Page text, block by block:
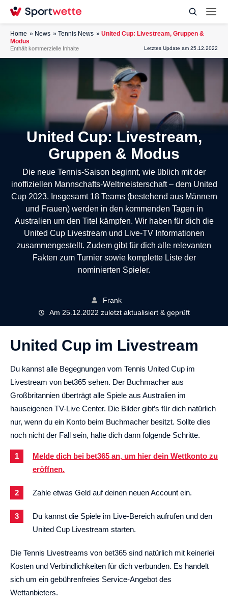
Home News Tennis News
United Cup: Livestream, Gruppen &
Modus
Enthält kommerzielle Inhalte Letztes Update am 25.12.2022
United Cup: Livestream,
Gruppen & Modus
Die neue Tennis-Saison beginnt, wie üblich mit der
inoffiziellen Mannschafts-Weltmeisterschaft – dem United
Cup 2023. Insgesamt 18 Teams (bestehend aus Männern
und Frauen) werden in den kommenden Tagen in
Australien um den Titel kämpfen. Wir haben für dich die
United Cup Livestream und Live-TV Informationen
zusammengestellt. Zudem gibt für dich alle relevanten
Fakten zum Turnier sowie komplette Liste der
nominierten Spieler.
Frank
Am 25.12.2022 zuletzt aktualisiert & geprüft
United Cup im Livestream
Du kannst alle Begegnungen vom Tennis United Cup im
Livestream von bet365 sehen. Der Buchmacher aus
Großbritannien überträgt alle Spiele aus Australien im
hauseigenen TV-Live Center. Die Bilder gibt’s für dich natürlich
nur, wenn du ein Konto beim Buchmacher besitzt. Sollte dies
noch nicht der Fall sein, halte dich dann folgende Schritte.
Melde dich bei bet365 an, um hier dein Wettkonto zu
eröffnen.
Zahle etwas Geld auf deinen neuen Account ein.
Du kannst die Spiele im Live-Bereich aufrufen und den
United Cup Livestream starten.
Die Tennis Livestreams von bet365 sind natürlich mit keinerlei
Kosten und Verbindlichkeiten für dich verbunden. Es handelt
sich um ein gebührenfreies Service-Angebot des
Wettanbieters.